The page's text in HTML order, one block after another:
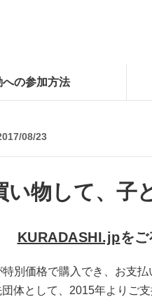
への参加方法
08/23
い物して、子
KURADASHI.jpを
別価格で購入でき、お支
体として、2015年よりご支